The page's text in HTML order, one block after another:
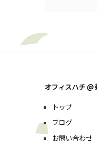
オフィスハチ @
トップ
ブログ
お問い合わせ